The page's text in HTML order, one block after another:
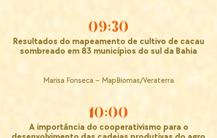
09:30
Resultados do mapeamento de cultivo de cacau
sombreado em 83 municípios do sul da Bahia
Marisa Fonseca – MapBiomas/Veraterra
10:00
A importância do cooperativismo para o